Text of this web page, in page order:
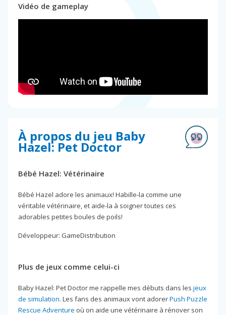
Vidéo de gameplay
À propos du jeu Baby
Hazel: Pet Doctor
Bébé Hazel: Vétérinaire
Bébé Hazel adore les animaux! Habille-la comme une
véritable vétérinaire, et aide-la à soigner toutes ces
adorables petites boules de poils!
Développeur: GameDistribution
Plus de jeux comme celui-ci
Baby Hazel: Pet Doctor me rappelle mes débuts dans les jeux
de simulation. Les fans des animaux vont adorerPush Puzzle
Rescue Adventure où on aide une vétérinaire à rénover son